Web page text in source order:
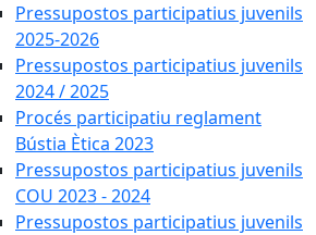
Pressupostos participatius juvenils
2025-2026
Pressupostos participatius juvenils
2024 / 2025
Procés participatiu reglament
Bústia Ètica 2023
Pressupostos participatius juvenils
COU 2023 - 2024
Pressupostos participatius juvenils